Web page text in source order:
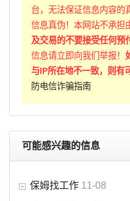
台，无法保证信息内容的
信息真伪！本网站不承担
及交易的不要接受任何预
信息请立即向我们举报！
与IP所在地不一致，则有
防电信诈骗指南
可能感兴趣的信息
保姆找工作 11-08